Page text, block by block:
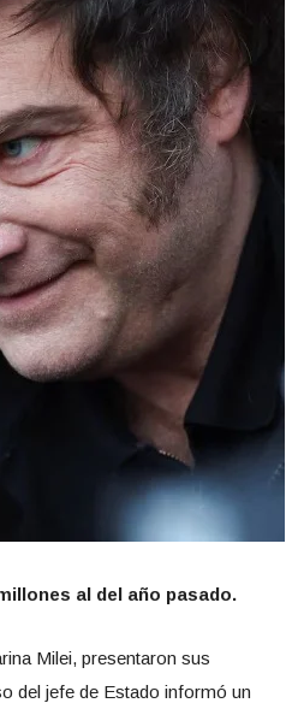
al del año pasado.
Milei, presentaron sus
del jefe de Estado informó un